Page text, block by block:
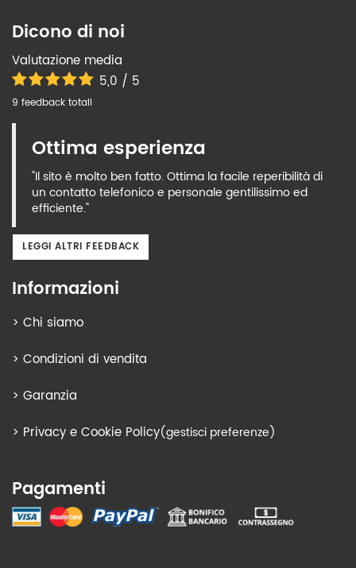
Dicono di noi
Valutazione media
5,0 / 5
9 feedback totali
Ottima esperienza
"Il sito è molto ben fatto. Ottima la facile reperibilità di
un contatto telefonico e personale gentilissimo ed
efficiente."
LEGGI ALTRI FEEDBACK
Informazioni
> Chi siamo
> Condizioni di vendita
> Garanzia
> Privacy e Cookie Policy(gestisci preferenze)
Pagamenti